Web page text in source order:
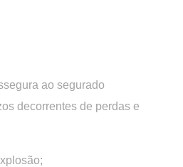
ao segurado
decorrentes de perdas e